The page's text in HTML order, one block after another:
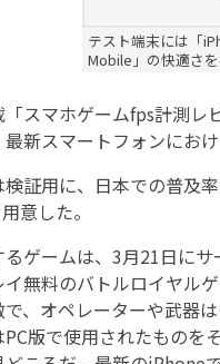
テスト端末には「
Mobile」の快適さ
スマホゲームfps計測レ
新スマートフォンにお
証用に、日本での普及
意した。
ゲームは、3月21日に
無料のバトルロイヤル
で、オペレーターや武器
PC版で使用されたものを